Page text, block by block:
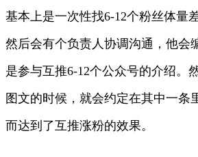
基本上是一次性找6-12个粉丝体量
然后会有个负责人协调沟通，他会
是参与互推6-12个公众号的介绍。
图文的时候，就会约定在其中一条
而达到了互推涨粉的效果。